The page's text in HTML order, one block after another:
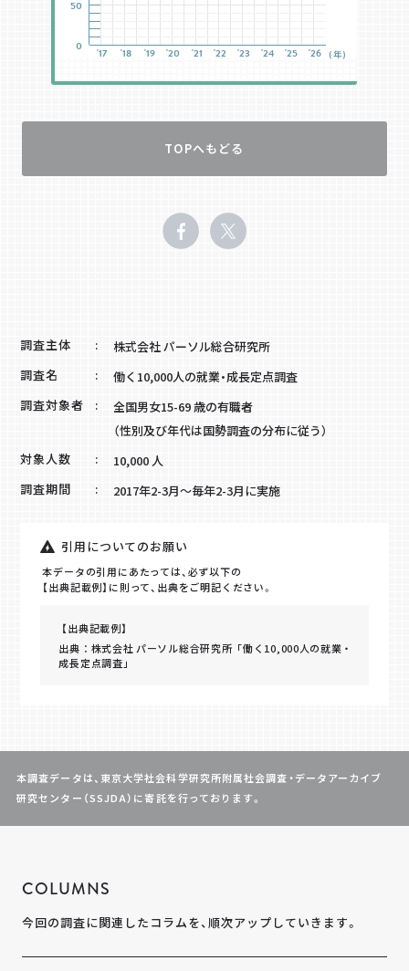
(年)
'17 '18 '19 '20 '21 '22 '23 '24 '25 '26
0
50
TOPへもどる
調査主体
株式会社 パーソル総合研究所
調査名
働く10,000人の就業・成長定点調査
調査対象者
全国男女15-69 歳の有職者
（性別及び年代は国勢調査の分布に従う）
対象人数
10,000 人
調査期間
2017年2-3月～毎年2-3月に実施
引用についてのお願い
本データの引用にあたっては、必ず以下の
【出典記載例】に則って、出典をご明記ください。
【出典記載例】
出典：株式会社 パーソル総合研究所「働く10,000人の就業・
成長定点調査」
本調査データは、東京大学社会科学研究所附属社会調査・データアーカイブ
研究センター（SSJDA）に寄託を行っております。
COLUMNS
今回の調査に関連したコラムを、順次アップしていきます。